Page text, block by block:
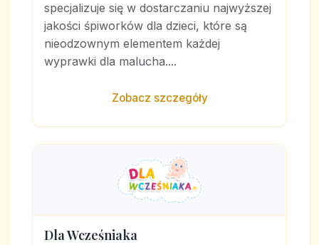
specjalizuje się w dostarczaniu najwyższej
jakości śpiworków dla dzieci, które są
nieodzownym elementem każdej
wyprawki dla malucha....
Zobacz szczegóły
Dla Wcześniaka